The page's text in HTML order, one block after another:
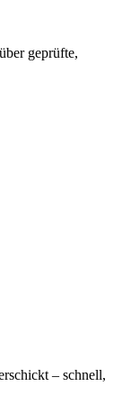
geprüfte,
– schnell,